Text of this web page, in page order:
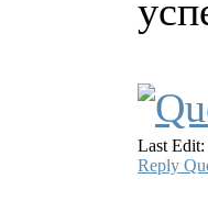
Last
Reply